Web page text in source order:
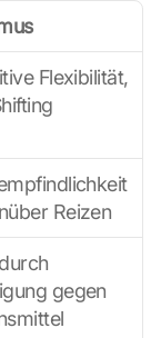
Flexibilität,
Reizen
gegen